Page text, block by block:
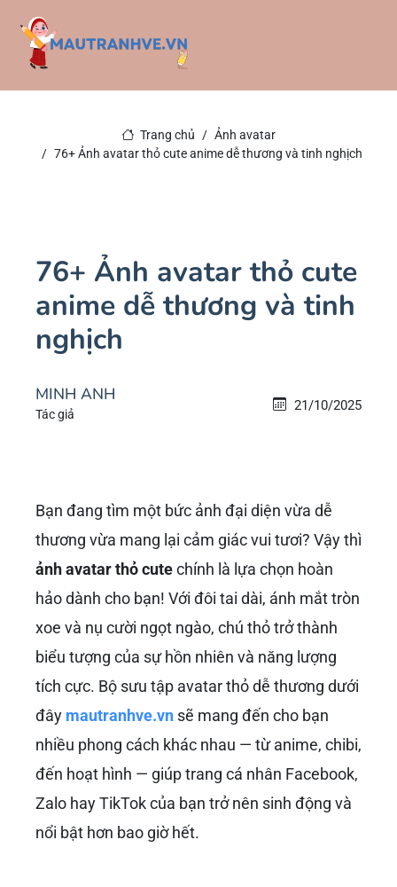
Trang chủ
Ảnh avatar
76+ Ảnh avatar thỏ cute anime dễ thương và tinh nghịch
76+ Ảnh avatar thỏ cute
anime dễ thương và tinh
nghịch
MINH ANH
Tác giả
21/10/2025
Bạn đang tìm một bức ảnh đại diện vừa dễ
thương vừa mang lại cảm giác vui tươi? Vậy thì
ảnh avatar thỏ cutechính là lựa chọn hoàn
hảo dành cho bạn! Với đôi tai dài, ánh mắt tròn
xoe và nụ cười ngọt ngào, chú thỏ trở thành
biểu tượng của sự hồn nhiên và năng lượng
tích cực. Bộ sưu tập avatar thỏ dễ thương dưới
đây mautranhve.vn sẽ mang đến cho bạn
nhiều phong cách khác nhau — từ anime, chibi,
đến hoạt hình — giúp trang cá nhân Facebook,
Zalo hay TikTok của bạn trở nên sinh động và
nổi bật hơn bao giờ hết.